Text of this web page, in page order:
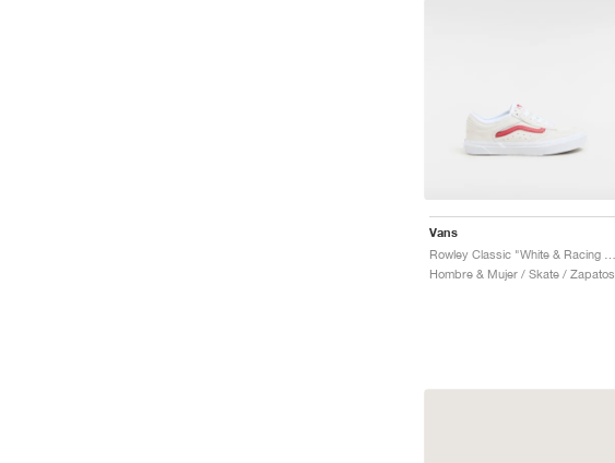
Vans
Hombre & Mujer / Skate / Zapatos